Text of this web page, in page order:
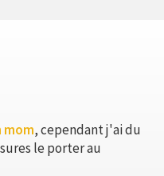
mom, cependant j'ai du
le porter au